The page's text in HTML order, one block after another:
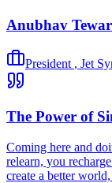
Anubhav
President , Jet
The Power of
Coming here and
relearn, you
create a better